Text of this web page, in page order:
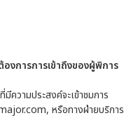
งการการเข้าถึงของผู้พิการ
วามประสงค์จะเข้าชมการ
หรือทางฝ่ายบริการ